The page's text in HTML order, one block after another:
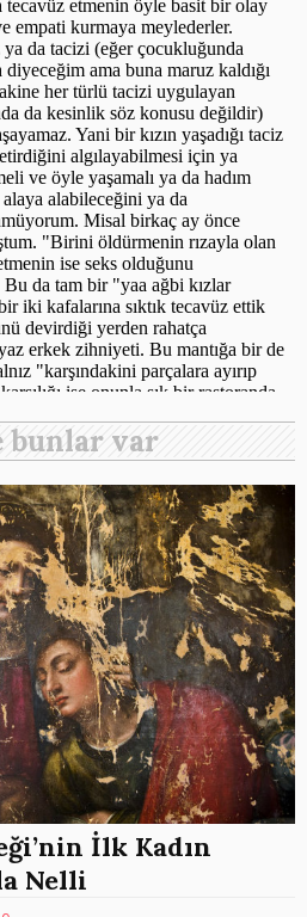
bunlar var
İlk Kadın
Nelli